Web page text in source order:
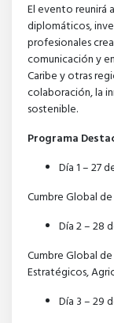
El evento reunirá
diplomáticos,
profesionales
comunicación y
Caribe y otras
colaboración, la
sostenible.
Programa
Día 1 – 27
Cumbre Global
Día 2 – 28
Cumbre Global
Estratégicos,
Día 3 – 29